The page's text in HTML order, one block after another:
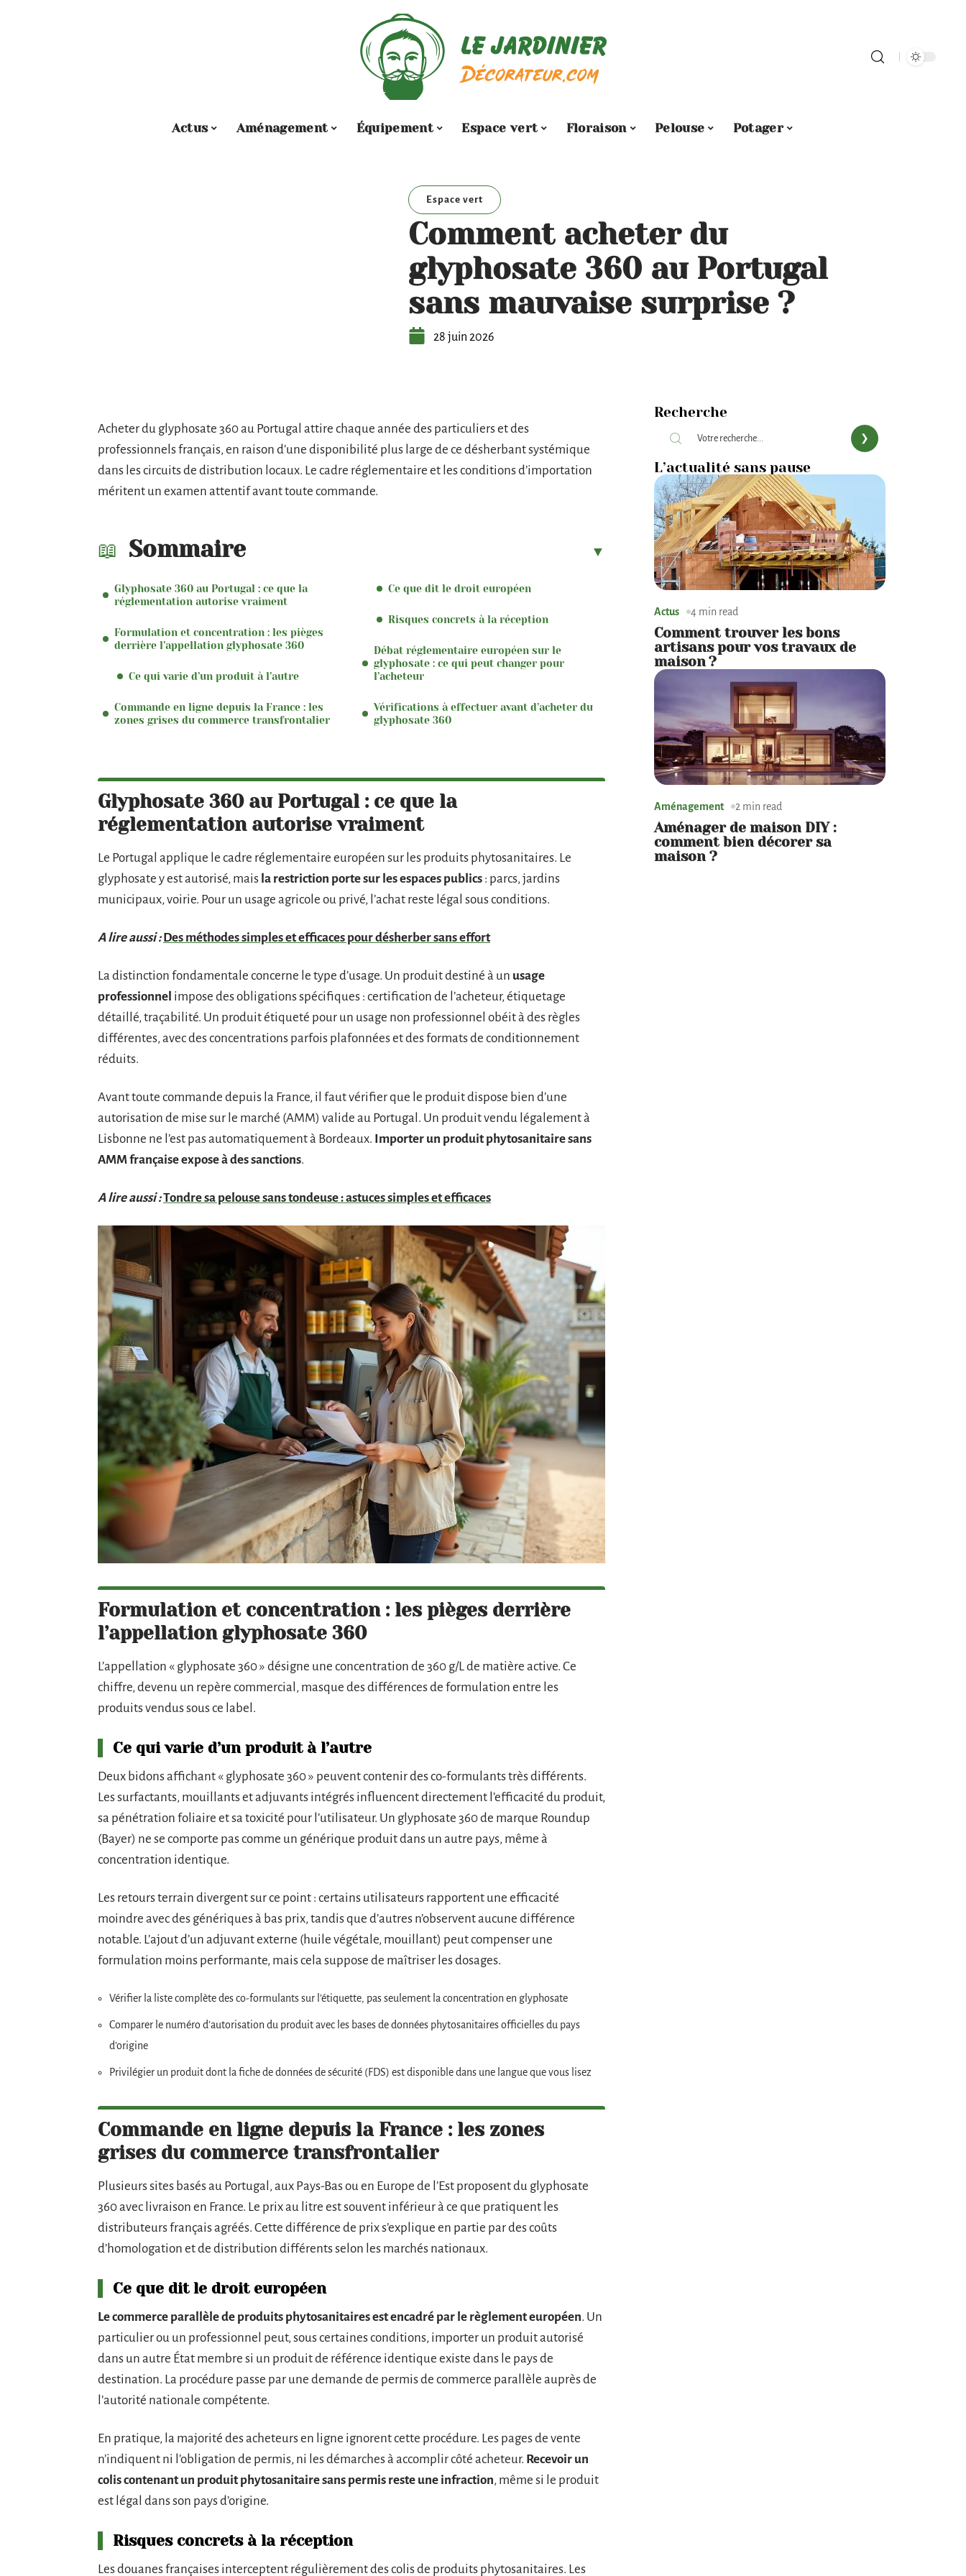
Actus Aménagement Équipement Espace vert Floraison Pelouse Potager
Espace vert
Comment acheter du
glyphosate 360 au Portugal
sans mauvaise surprise ?
28 juin 2026
Acheter du glyphosate 360 au Portugal attire chaque année des particuliers et des
professionnels français, en raison d’une disponibilité plus large de ce désherbant systémique
dans les circuits de distribution locaux. Le cadre réglementaire et les conditions d’importation
méritent un examen attentif avant toute commande.
Sommaire
Glyphosate 360 au Portugal : ce que la
réglementation autorise vraiment
Formulation et concentration : les pièges
derrière l’appellation glyphosate 360
Ce qui varie d’un produit à l’autre
Commande en ligne depuis la France : les
zones grises du commerce transfrontalier
Ce que dit le droit européen
Risques concrets à la réception
Débat réglementaire européen sur le
glyphosate : ce qui peut changer pour
l’acheteur
Vérifications à effectuer avant d’acheter du
glyphosate 360
Glyphosate 360 au Portugal : ce que la
réglementation autorise vraiment
Le Portugal applique le cadre réglementaire européen sur les produits phytosanitaires. Le
glyphosate y est autorisé, mais la restriction porte sur les espaces publics : parcs, jardins
municipaux, voirie. Pour un usage agricole ou privé, l’achat reste légal sous conditions.
A lire aussi : Des méthodes simples et efficaces pour désherber sans effort
La distinction fondamentale concerne le type d’usage. Un produit destiné à un usage
professionnel impose des obligations spécifiques : certification de l’acheteur, étiquetage
détaillé, traçabilité. Un produit étiqueté pour un usage non professionnel obéit à des règles
différentes, avec des concentrations parfois plafonnées et des formats de conditionnement
réduits.
Avant toute commande depuis la France, il faut vérifier que le produit dispose bien d’une
autorisation de mise sur le marché (AMM) valide au Portugal. Un produit vendu légalement à
Lisbonne ne l’est pas automatiquement à Bordeaux. Importer un produit phytosanitaire sans
AMM française expose à des sanctions.
A lire aussi :Tondre sa pelouse sans tondeuse : astuces simples et efficaces
Formulation et concentration : les pièges derrière
l’appellation glyphosate 360
L’appellation « glyphosate 360 » désigne une concentration de 360 g/L de matière active. Ce
chiffre, devenu un repère commercial, masque des différences de formulation entre les
produits vendus sous ce label.
Ce qui varie d’un produit à l’autre
Deux bidons affichant « glyphosate 360 » peuvent contenir des co-formulants très différents.
Les surfactants, mouillants et adjuvants intégrés influencent directement l’efficacité du produit,
sa pénétration foliaire et sa toxicité pour l’utilisateur. Un glyphosate 360 de marque Roundup
(Bayer) ne se comporte pas comme un générique produit dans un autre pays, même à
concentration identique.
Les retours terrain divergent sur ce point : certains utilisateurs rapportent une efficacité
moindre avec des génériques à bas prix, tandis que d’autres n’observent aucune différence
notable. L’ajout d’un adjuvant externe (huile végétale, mouillant) peut compenser une
formulation moins performante, mais cela suppose de maîtriser les dosages.
Vérifier la liste complète des co-formulants sur l’étiquette, pas seulement la concentration en glyphosate
Comparer le numéro d’autorisation du produit avec les bases de données phytosanitaires officielles du pays
d’origine
Privilégier un produit dont la fiche de données de sécurité (FDS) est disponible dans une langue que vous lisez
Commande en ligne depuis la France : les zones
grises du commerce transfrontalier
Plusieurs sites basés au Portugal, aux Pays-Bas ou en Europe de l’Est proposent du glyphosate
360 avec livraison en France. Le prix au litre est souvent inférieur à ce que pratiquent les
distributeurs français agréés. Cette différence de prix s’explique en partie par des coûts
d’homologation et de distribution différents selon les marchés nationaux.
Ce que dit le droit européen
Le commerce parallèle de produits phytosanitaires est encadré par le règlement européen. Un
particulier ou un professionnel peut, sous certaines conditions, importer un produit autorisé
dans un autre État membre si un produit de référence identique existe dans le pays de
destination. La procédure passe par une demande de permis de commerce parallèle auprès de
l’autorité nationale compétente.
En pratique, la majorité des acheteurs en ligne ignorent cette procédure. Les pages de vente
n’indiquent ni l’obligation de permis, ni les démarches à accomplir côté acheteur. Recevoir un
colis contenant un produit phytosanitaire sans permis reste une infraction, même si le produit
est légal dans son pays d’origine.
Risques concrets à la réception
Les douanes françaises interceptent régulièrement des colis de produits phytosanitaires. Les
Recherche
L’actualité sans pause
Actus 4 min read
Comment trouver les bons
artisans pour vos travaux de
maison ?
Aménagement 2 min read
Aménager de maison DIY :
comment bien décorer sa
maison ?